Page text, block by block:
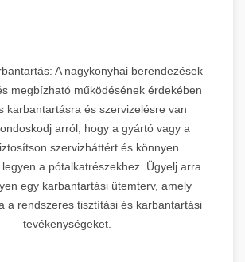
A nagykonyhai berendezések
megbízható működésének érdekében
karbantartásra és szervizelésre van
arról, hogy a gyártó vagy a
szervizháttért és könnyen
a pótalkatrészekhez. Ügyelj arra
egy karbantartási ütemterv, amely
a rendszeres tisztítási és karbantartási
tevékenységeket.